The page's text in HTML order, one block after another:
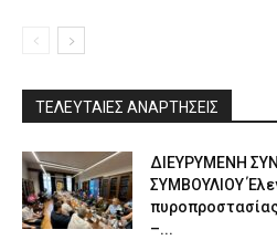
ΤΕΛΕΥΤΑΙΕΣ ΑΝΑΡΤΗΣΕΙΣ
ΔΙΕΥΡΥΜΕΝΗ
ΣΥΜΒΟΥΛΙΟΥ
–...